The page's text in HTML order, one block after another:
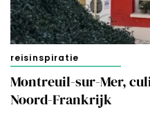
Merci!
reisinspiratie
Montreuil-sur-Mer,
Noord-Frankrijk